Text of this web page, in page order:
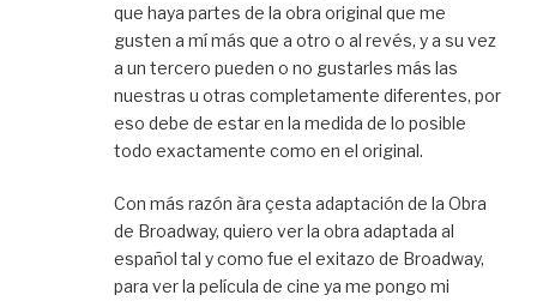
que haya partes de la obra original que me
gusten a mí más que a otro o al revés, y a su vez
a un tercero pueden o no gustarles más las
nuestras u otras completamente diferentes, por
eso debe de estar en la medida de lo posible
todo exactamente como en el original.
Con más razón àra çesta adaptación de la Obra
de Broadway, quiero ver la obra adaptada al
español tal y como fue el exitazo de Broadway,
para ver la película de cine ya me pongo mi